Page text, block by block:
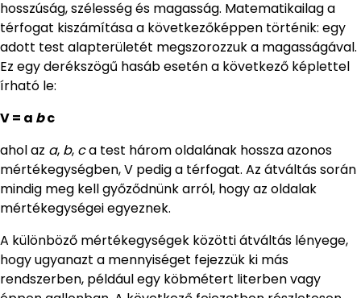
hosszúság, szélesség és magasság. Matematikailag a
térfogat kiszámítása a következőképpen történik: egy
adott test alapterületét megszorozzuk a magasságával.
Ez egy derékszögű hasáb esetén a következő képlettel
írható le:
V = a bc
ahol az a, b, ca test három oldalának hossza azonos
mértékegységben, V pedig a térfogat. Az átváltás során
mindig meg kell győződnünk arról, hogy az oldalak
mértékegységei egyeznek.
A különböző mértékegységek közötti átváltás lényege,
hogy ugyanazt a mennyiséget fejezzük ki más
rendszerben, például egy köbmétert literben vagy